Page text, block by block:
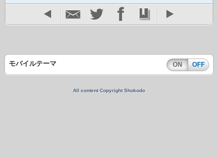
モバイルテーマ ON OFF
All content Copyright Shokodo